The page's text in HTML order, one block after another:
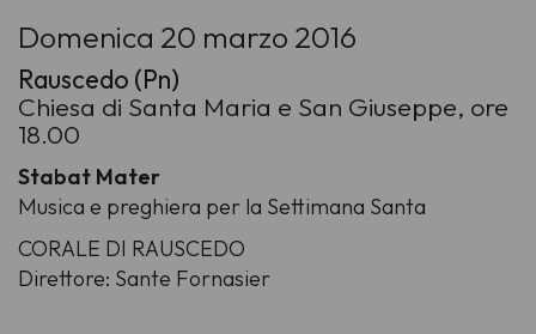
Domenica 20 marzo 2016
Rauscedo (Pn)
Chiesa di Santa Maria e San Giuseppe, ore
18.00
Stabat Mater
Musica e preghiera per la Settimana Santa
CORALE DI RAUSCEDO
Direttore: Sante Fornasier